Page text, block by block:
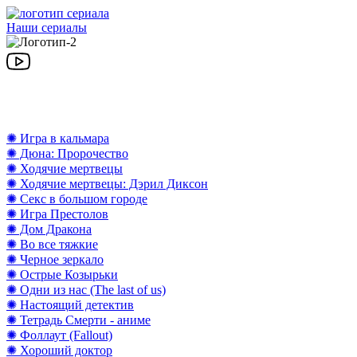
Наши сериалы
✺ Игра в кальмара
✺ Дюна: Пророчество
✺ Ходячие мертвецы
✺ Ходячие мертвецы: Дэрил Диксон
✺ Секс в большом городе
✺ Игра Престолов
✺ Дом Дракона
✺ Во все тяжкие
✺ Черное зеркало
✺ Острые Козырьки
✺ Одни из нас (The last of us)
✺ Настоящий детектив
✺ Тетрадь Смерти - аниме
✺ Фоллаут (Fallout)
✺ Хороший доктор